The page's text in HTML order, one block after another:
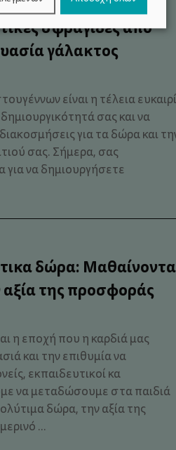
σφραγίδες από
γάλακτος
είναι η τέλεια
σας και να
για τα δώρα και
σας. Σήμερα, σας
για να δημιουργήσετε
δώρα:
αξία της προσφοράς
η εποχή που η καρδιά μας
και την επιθυμία να
εκπαιδευτικοί κα
να μεταδώσουμε στα παιδιά
δώρα, την αξία της
...